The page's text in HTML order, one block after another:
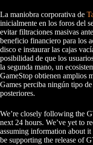
La maniobra corporativa de
inicialmente en los foros del
evitar filtraciones masivas
beneficio financiero para los
disco e instaurar las cajas
posibilidad de que los
la segunda mano, un
GameStop obtienen amplios
Games perciba ningún tipo
posteriores.
We’re closely following the
next 24 hours. We’ve yet to
assuming information about
be supporting the release of